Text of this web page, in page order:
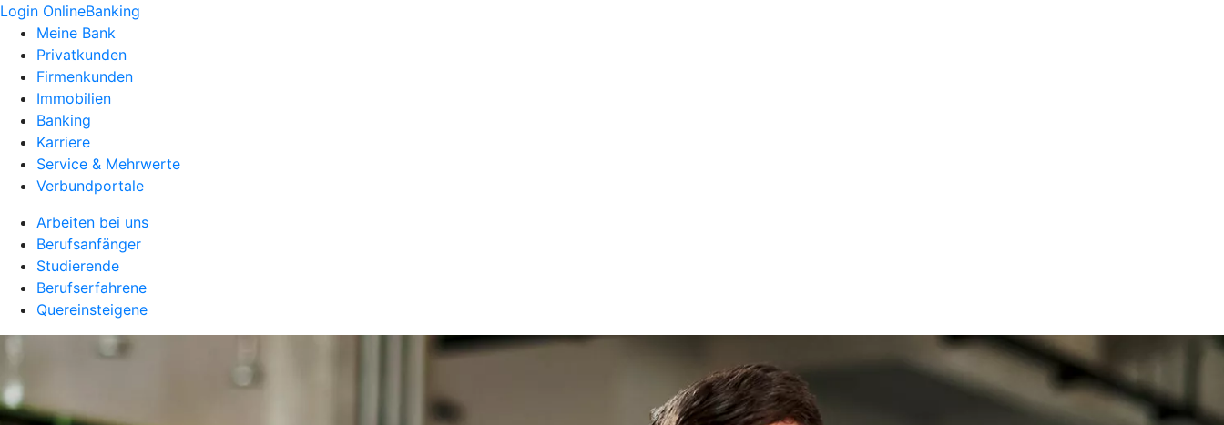
Login OnlineBanking
Meine Bank
Privatkunden
Firmenkunden
Immobilien
Banking
Karriere
Service & Mehrwerte
Verbundportale
Arbeiten bei uns
Berufsanfänger
Studierende
Berufserfahrene
Quereinsteigene